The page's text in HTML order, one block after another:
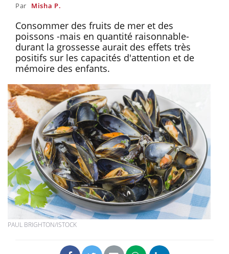
Par Misha P.
Consommer des fruits de mer et des
poissons -mais en quantité raisonnable-
durant la grossesse aurait des effets très
positifs sur les capacités d'attention et de
mémoire des enfants.
PAUL BRIGHTON/ISTOCK